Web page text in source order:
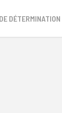
DÉTERMINATION